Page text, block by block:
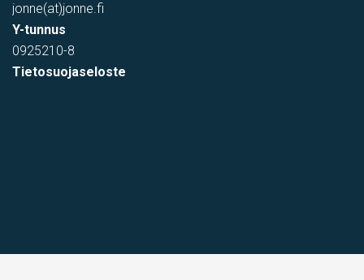
jonne(at)jonne.fi
Y-tunnus
0925210-8
Tietosuojaseloste